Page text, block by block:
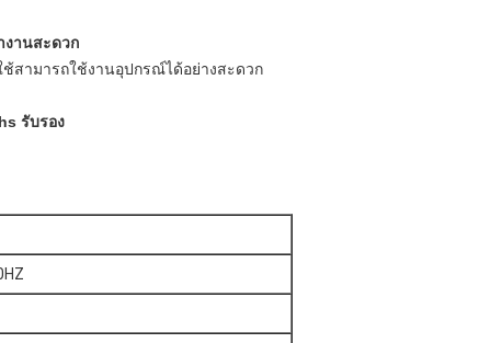
งานสะดวก
สามารถใช้งานอุปกรณ์ได้อย่างสะดวก
รับรอง